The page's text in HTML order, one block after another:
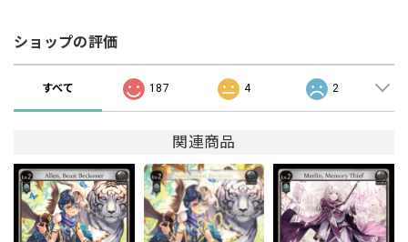
ショップの評価
すべて 187 4 2
関連商品